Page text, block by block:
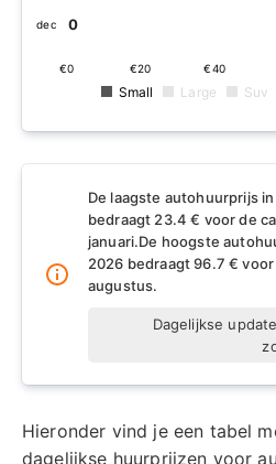
€0
dec
€0 €20 €40
Small Large Suv
De laagste autohuurprijs
bedraagt 23.4 € voor de
januari.De hoogste
2026 bedraagt 96.7 €
augustus.
Dagelijkse
Hieronder vind je een tabel
dagelijkse huurprijzen voor